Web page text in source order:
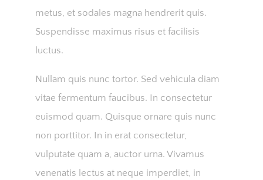
metus, et sodales magna hendrerit quis.
Suspendisse maximus risus et facilisis
luctus.
Nullam quis nunc tortor. Sed vehicula diam
vitae fermentum faucibus. In consectetur
euismod quam. Quisque ornare quis nunc
non porttitor. In in erat consectetur,
vulputate quam a, auctor urna. Vivamus
venenatis lectus at neque imperdiet, in